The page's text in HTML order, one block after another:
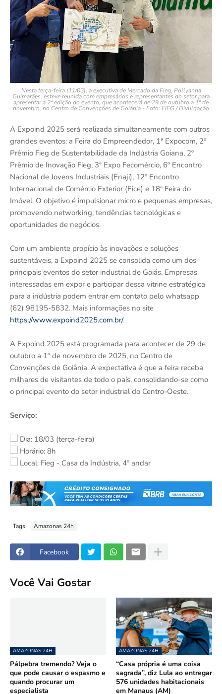
Nesta terça-feira (11/03), a executiva de Mercado da Fieg, Pollyanna
Guimarães, esteve reunida com empresários e representantes do setor para
apresentar a 2ª edição do evento, que acontecerá de 29 de outubro a 1º de
novembro, no Centro de Convenções de Goiânia - Foto: FIEG / Divulgação
A Expoind 2025 será realizada simultaneamente com outros
grandes eventos: a Feira do Empreendedor, 1ª Expocom, 2º
Prêmio Fieg de Sustentabilidade da Indústria Goiana, 2º
Prêmio de Inovação Fieg, 3ª Expo Fecomércio, 6º Encontro
Nacional de Jovens Industriais (Enaji), 12º Encontro
Internacional de Comércio Exterior (Eice) e 18ª Feira do
Imóvel. O objetivo é impulsionar micro e pequenas empresas,
promovendo networking, tendências tecnológicas e
oportunidades de negócios.
Com um ambiente propício às inovações e soluções
sustentáveis, a Expoind 2025 se consolida como um dos
principais eventos do setor industrial de Goiás. Empresas
interessadas em expor e participar dessa vitrine estratégica
para a indústria podem entrar em contato pelo whatsapp
(62) 98195-5832. Mais informações no site
https://www.expoind2025.com.br/.
A Expoind 2025 está programada para acontecer de 29 de
outubro a 1º de novembro de 2025, no Centro de
Convenções de Goiânia. A expectativa é que a feira receba
milhares de visitantes de todo o país, consolidando-se como
o principal evento do setor industrial do Centro-Oeste.
Serviço:
Dia: 18/03 (terça-feira)
Horário: 8h
Local: Fieg - Casa da Indústria, 4º andar
Tags Amazonas 24h
Facebook
Você Vai Gostar
AMAZONAS 24H
Pálpebra tremendo? Veja o
que pode causar o espasmo e
quando procurar um
especialista
AMAZONAS 24H
“Casa própria é uma coisa
sagrada”, diz Lula ao entregar
576 unidades habitacionais
em Manaus (AM)